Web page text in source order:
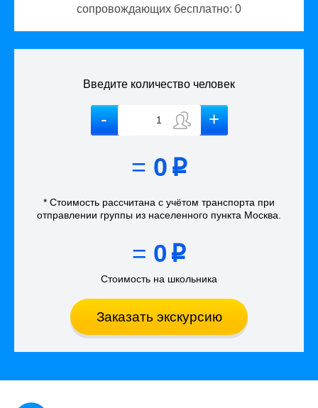
сопровождающих бесплатно: 0
Введите количество человек
= 0 p
* Стоимость рассчитана с учётом транспорта при
отправлении группы из населенного пункта Москва
= 0 p
Стоимость на школьника
Заказать экскурсию